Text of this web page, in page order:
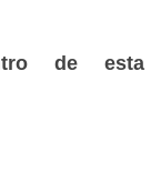
de esta